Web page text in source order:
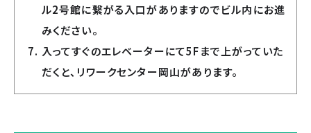
ル2号館に繋がる入口がありますのでビル内にお進
みください。
入ってすぐのエレベーターにて5Fまで上がっていた
だくと、リワークセンター岡山があります。